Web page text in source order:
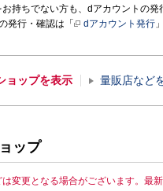
持ちでない方も、dアカウントの発
発行・確認は「
dアカウント発行
ョップを表示 量販店など
ップ
変更となる場合がございます。最